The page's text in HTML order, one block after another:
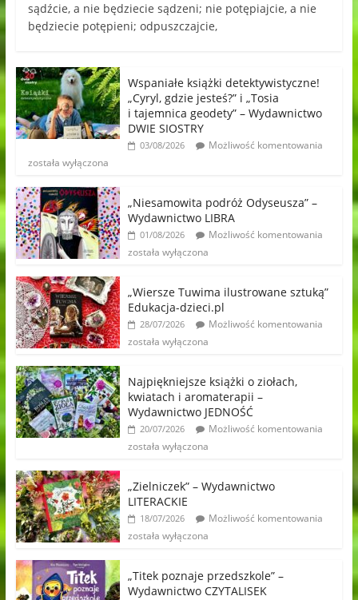
sądźcie, a nie będziecie sądzeni; nie potępiajcie, a nie
będziecie potępieni; odpuszczajcie,
Wspaniałe książki detektywistyczne!
„Cyryl, gdzie jesteś?” i „Tosia
i tajemnica geodety” – Wydawnictwo
DWIE SIOSTRY
03/08/2026
Możliwość komentowania
została wyłączona
„Niesamowita podróż Odyseusza” –
Wydawnictwo LIBRA
01/08/2026
Możliwość komentowania
została wyłączona
„Wiersze Tuwima ilustrowane sztuką”
Edukacja-dzieci.pl
28/07/2026
Możliwość komentowania
została wyłączona
Najpiękniejsze książki o ziołach,
kwiatach i aromaterapii –
Wydawnictwo JEDNOŚĆ
20/07/2026
Możliwość komentowania
została wyłączona
„Zielniczek” – Wydawnictwo
LITERACKIE
18/07/2026
Możliwość komentowania
została wyłączona
„Titek poznaje przedszkole” –
Wydawnictwo CZYTALISEK